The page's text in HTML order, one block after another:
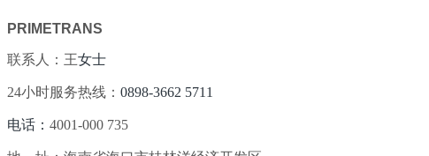
PRIMETRANS
联系人：王女士
24小时服务热线： 0898-3662 5711
电话： 4001-000 735